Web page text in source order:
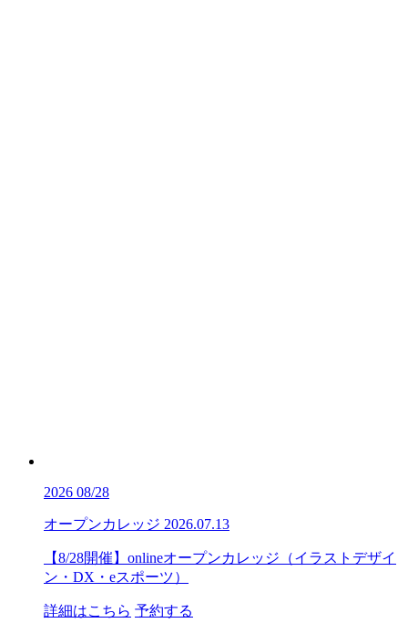
2026 08/28
オープンカレッジ 2026.07.13
【8/28開催】onlineオープンカレッジ（イラストデザイ
ン・DX・eスポーツ）
詳細はこちら 予約する